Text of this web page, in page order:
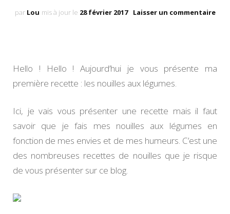
par Lou mis à jour le 28 février 2017 Laisser un commentairesur
Hello ! Hello ! Aujourd’hui je vous présente ma
première recette : les nouilles aux légumes.
Ici, je vais vous présenter une recette mais il faut
savoir que je fais mes nouilles aux légumes en
fonction de mes envies et de mes humeurs. C’est une
des nombreuses recettes de nouilles que je risque
de vous présenter sur ce blog.